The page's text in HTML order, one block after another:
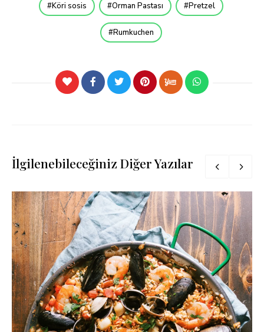
Köri sosis Orman Pastası Pretzel
Rumkuchen
İlgilenebileceğiniz Diğer Yazılar